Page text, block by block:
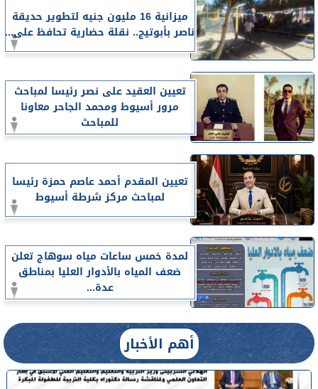
ميزانية 16 مليون جنيه لتطوير حديقة
ناصر بأبوتيج.. نقلة حضارية تحافظ على...
تعيين العقيد على نصر رئيسا لمباحث
مرور أسيوط ومحمد الجاحر معاونا
للمباحث
تعيين المقدم أحمد عاصم حمزة رئيسا
لمباحث مركز شرطة أسيوط
لمدة خمس ساعات مياه سوهاج تعلن
ضعف المياه بالأدوار العليا بمناطق
عدة...
أهم الأخبار